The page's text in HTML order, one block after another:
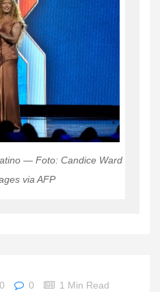
— Foto: Candice Ward
via AFP
0 0 1 Min Read